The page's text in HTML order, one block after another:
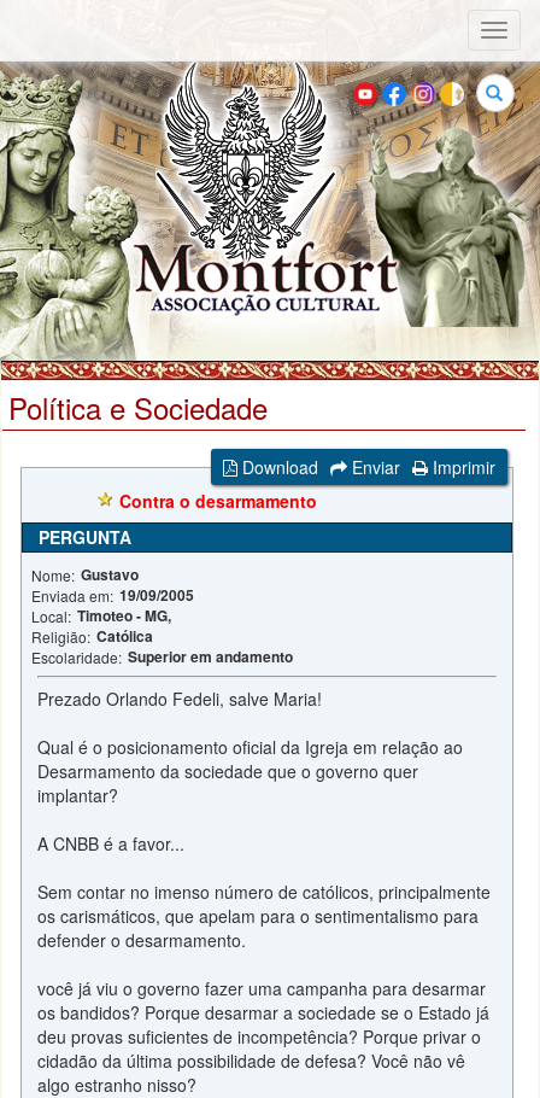
Buscar
Política e Sociedade
Download Enviar
Imprimir
Contra o desarmamento
PERGUNTA
Nome: Gustavo
Enviada em: 19/09/2005
Local: Timoteo - MG,
Religião: Católica
Escolaridade: Superior em andamento
Prezado Orlando Fedeli, salve Maria!
Qual é o posicionamento oficial da Igreja em relação ao
Desarmamento da sociedade que o governo quer
implantar?
A CNBB é a favor...
Sem contar no imenso número de católicos, principalmente
os carismáticos, que apelam para o sentimentalismo para
defender o desarmamento.
você já viu o governo fazer uma campanha para desarmar
os bandidos? Porque desarmar a sociedade se o Estado já
deu provas suficientes de incompetência? Porque privar o
cidadão da última possibilidade de defesa? Você não vê
algo estranho nisso?